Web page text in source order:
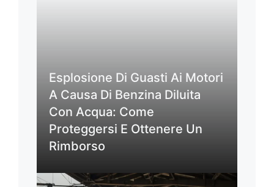
Esplosione Di Guasti Ai Motori
A Causa Di Benzina Diluita
Con Acqua: Come
Proteggersi E Ottenere Un
Rimborso